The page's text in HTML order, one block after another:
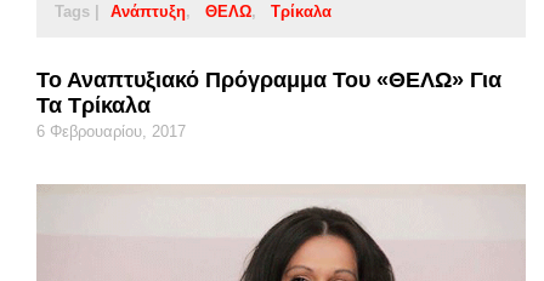
Tags | Ανάπτυξη ΘΕΛΩ Τρίκαλα
Το Αναπτυξιακό Πρόγραμμα Του «ΘΕΛΩ» Για
Τα Τρίκαλα
6 Φεβρουαρίου, 2017